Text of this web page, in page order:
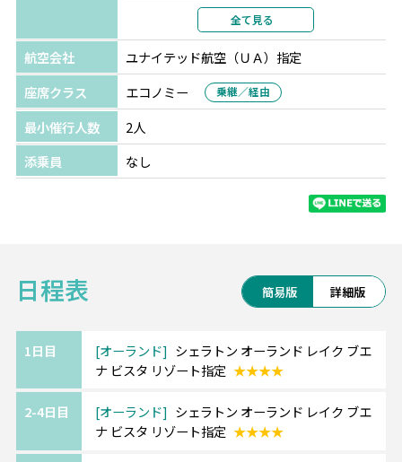
2名1室利用
部屋カテゴリ
スタンダード
全て見る
航空会社
ユナイテッド航空（ＵＡ）指定
座席クラス
エコノミー 乗継／経由
最小催行人数
2人
添乗員
なし
日程表 簡易版 詳細版
1日目 オーランド
シェラトン オーランド レイク ブエ
ナ ビスタ リゾート指定 ★★★★
2-4日目 オーランド
シェラトン オーランド レイク ブエ
ナ ビスタ リゾート指定 ★★★★